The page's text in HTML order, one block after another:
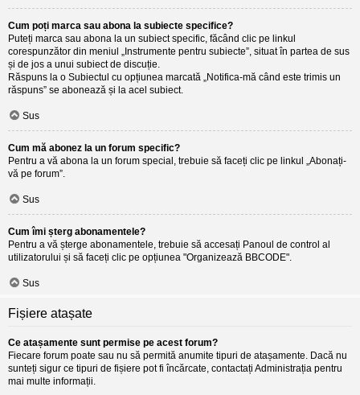
Cum poți marca sau abona la subiecte specifice?
Puteți marca sau abona la un subiect specific, făcând clic pe linkul
corespunzător din meniul „Instrumente pentru subiecte”, situat în partea de sus
și de jos a unui subiect de discuție.
Răspuns la o Subiectul cu opțiunea marcată „Notifica-mă când este trimis un
răspuns” se abonează și la acel subiect.
Sus
Cum mă abonez la un forum specific?
Pentru a vă abona la un forum special, trebuie să faceți clic pe linkul „Abonați-
vă pe forum”.
Sus
Cum îmi șterg abonamentele?
Pentru a vă șterge abonamentele, trebuie să accesați Panoul de control al
utilizatorului și să faceți clic pe opțiunea "Organizează BBCODE".
Sus
Fișiere atașate
Ce atașamente sunt permise pe acest forum?
Fiecare forum poate sau nu să permită anumite tipuri de atașamente. Dacă nu
sunteți sigur ce tipuri de fișiere pot fi încărcate, contactați Administrația pentru
mai multe informații.